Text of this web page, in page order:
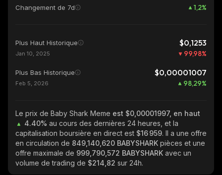
Changement de 7d 1,2%
Plus Haut Historique $0,1253
Jan 10, 2025 99,98%
Plus Bas Historique $0,00001007
Feb 5, 2026 98,29%
Le prix de Baby Shark Meme est $0,00001997, en haut
4.40% au cours des dernières 24 heures, et la
capitalisation boursière en direct est $16 959. Il a une offre
en circulation de 849,140,620 BABYSHARK pièces et une
offre maximale de 999,790,572 BABYSHARK avec un
volume de trading de $214,82 sur 24h.